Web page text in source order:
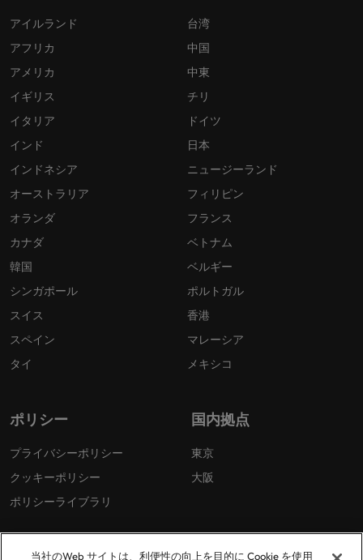
アイルランド
アフリカ
アメリカ
イギリス
イタリア
インド
インドネシア
オーストラリア
オランダ
カナダ
韓国
シンガポール
スイス
スペイン
タイ
台湾
中国
中東
チリ
ドイツ
日本
ニュージーランド
フィリピン
フランス
ベトナム
ベルギー
ポルトガル
香港
マレーシア
メキシコ
ポリシー
プライバシーポリシー
クッキーポリシー
ポリシーライブラリ
国内拠点
東京
大阪
当社のWeb サイトは、利便性の向上を目的に Cookie を使用